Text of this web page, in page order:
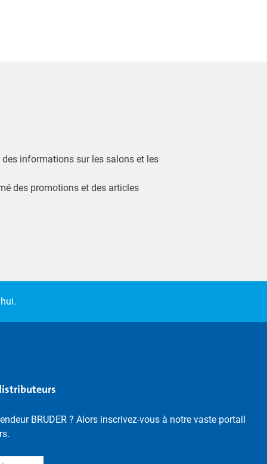
des informations sur les salons et les
des promotions et des articles
BRUDER ? Alors inscrivez-vous à notre vaste portail